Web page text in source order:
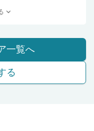
一覧へ
る